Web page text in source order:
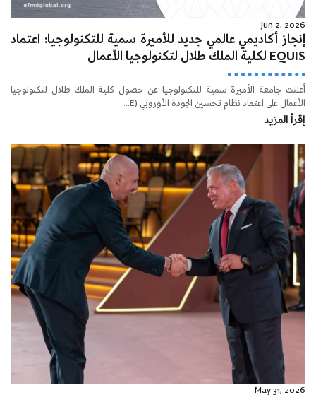
Jun 2, 2026
إنجاز أكاديمي عالمي جديد للأميرة سمية للتكنولوجيا: اعتماد
EQUIS لكلية الملك طلال لتكنولوجيا الأعمال
أعلنت جامعة الأميرة سمية للتكنولوجيا عن حصول كلية الملك طلال لتكنولوجيا
الأعمال على اعتماد نظام تحسين الجودة الأوروبي (E...
إقرأ المزيد
May 31, 2026